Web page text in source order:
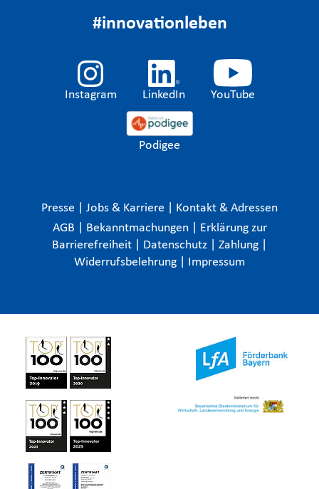
#innovationleben
Instagram LinkedIn YouTube
Podigee
Presse Jobs & Karriere
Kontakt & Adressen
AGB
Bekanntmachungen
Erklärung zur
Barrierefreiheit
Datenschutz Zahlung
Widerrufsbelehrung
Impressum